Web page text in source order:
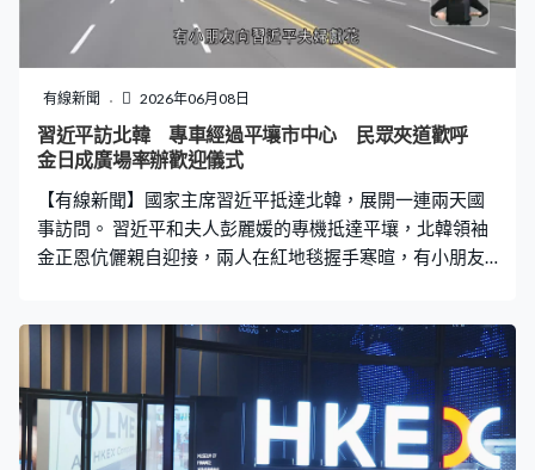
一度以長椅掩護躲避，之後紛紛離開現場。區內不少建築
物外牆剝落倒塌，揚起大量塵土。離震央較遠的達沃市，
有人拍攝到一幢36層高的大樓搖晃。 地震這天正值不少學
校的開學日，西達沃省首府馬利塔一間小學舉行升旗儀式
時，學生在空曠地方暫避，其間有校舍屋頂倒塌，駭人一
幕突如其來，學生紛紛驚呼尖叫。有片段顯示一間中學的
措施，又呼籲災民在
有線新聞 2026年06月08日
習近平訪北韓 專車經過平壤市中心 民眾夾道歡呼
金日成廣場率辦歡迎儀式
【有線新聞】國家主席習近平抵達北韓，展開一連兩天國
事訪問。 習近平和夫人彭麗媛的專機抵達平壤，北韓領袖
金正恩伉儷親自迎接，兩人在紅地毯握手寒暄，有小朋友
成廣場舉行盛大歡迎儀式，馬隊騎兵列隊迎接習近平，大
批小朋友手持旗幟、鮮花和氣球，高叫中朝友好口號。軍
樂團奏響兩國國歌，鳴放禮炮21響。兩人檢閱北韓人民軍
三軍儀仗隊。 習近平早前發表署名文章，稱發展好中朝關
係是中國黨和政府的堅定方針。